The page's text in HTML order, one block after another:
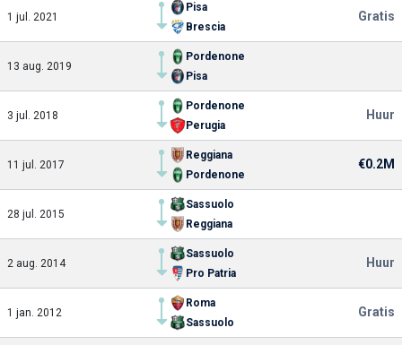
1 jul. 2021
Pisa
Brescia
Gratis
13 aug. 2019
Pordenone
Pisa
3 jul. 2018
Pordenone
Perugia
Huur
11 jul. 2017
Reggiana
Pordenone
€0.2M
28 jul. 2015
Sassuolo
Reggiana
2 aug. 2014
Sassuolo
Pro Patria
Huur
1 jan. 2012
Roma
Sassuolo
Gratis